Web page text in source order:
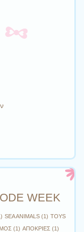
WEEK
SEA ANIMALS (1) TOYS
(1) ΑΠΟΚΡΙΕΣ (1)